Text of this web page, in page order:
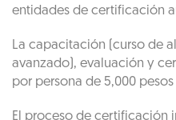
entidades de certificación
La capacitación (curso de
avanzado), evaluación y
por persona de 5,000 pesos
El proceso de certificación